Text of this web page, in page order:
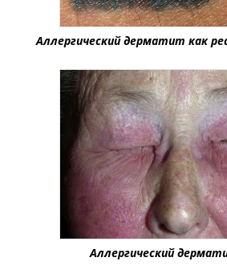
Аллергический дерматит как
Аллергический